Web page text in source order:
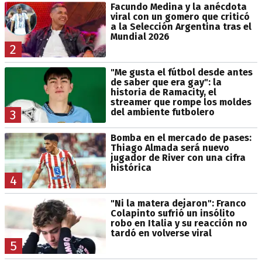
2
Facundo Medina y la anécdota
viral con un gomero que criticó
a la Selección Argentina tras el
Mundial 2026
3
"Me gusta el fútbol desde antes
de saber que era gay": la
historia de Ramacity, el
streamer que rompe los moldes
del ambiente futbolero
4
Bomba en el mercado de pases:
Thiago Almada será nuevo
jugador de River con una cifra
histórica
5
"Ni la matera dejaron": Franco
Colapinto sufrió un insólito
robo en Italia y su reacción no
tardó en volverse viral